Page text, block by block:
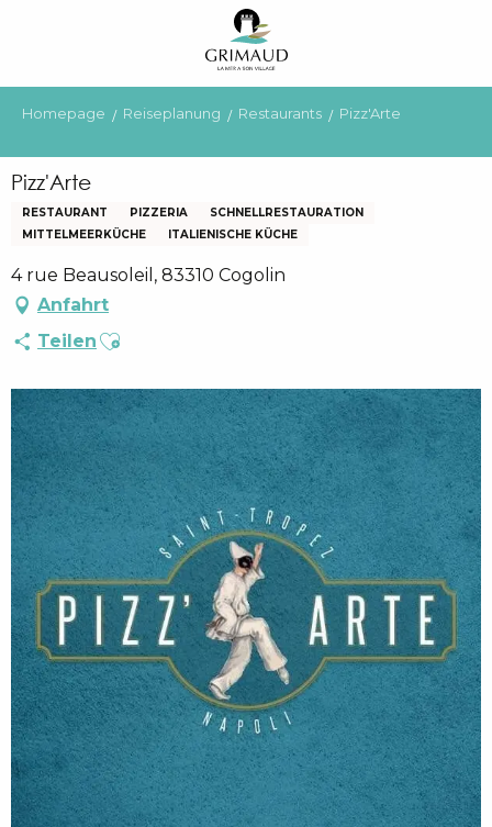
principal
Homepage Reiseplanung Restaurants Pizz'Arte
Pizz'Arte
RESTAURANT PIZZERIA
SCHNELLRESTAURATION
MITTELMEERKÜCHE
ITALIENISCHE KÜCHE
4 rue Beausoleil, 83310 Cogolin
Anfahrt
Teilen Ajouter aux favoris